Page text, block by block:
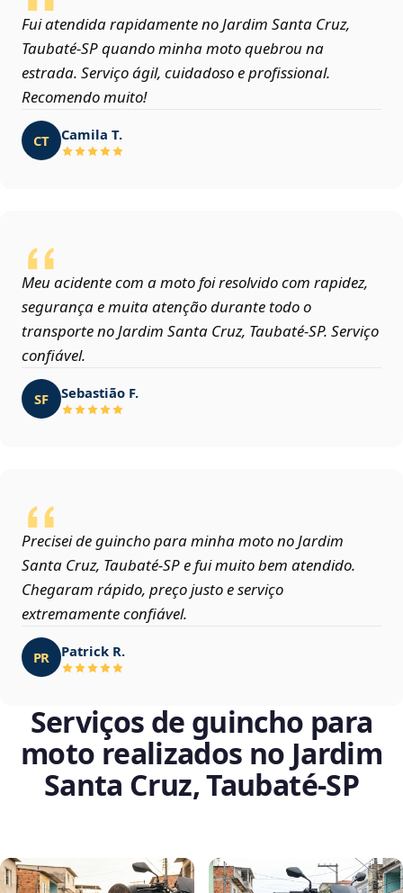
Fui atendida rapidamente no Jardim Santa Cruz,
Taubaté‑SP quando minha moto quebrou na
estrada. Serviço ágil, cuidadoso e profissional.
Recomendo muito!
CT Camila T.
Meu acidente com a moto foi resolvido com rapidez,
segurança e muita atenção durante todo o
transporte no Jardim Santa Cruz, Taubaté‑SP. Serviço
confiável.
SF Sebastião F.
Precisei de guincho para minha moto no Jardim
Santa Cruz, Taubaté‑SP e fui muito bem atendido.
Chegaram rápido, preço justo e serviço
extremamente confiável.
PR Patrick R.
Serviços de guincho para
moto realizados no Jardim
Santa Cruz, Taubaté‑SP